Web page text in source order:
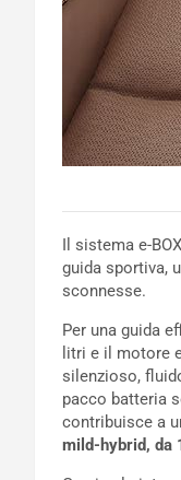
Il sistema e-
guida sportiva,
sconnesse.
Per una guida
litri e il motore
silenzioso,
pacco batteria
contribuisce a
mild-hybrid, da